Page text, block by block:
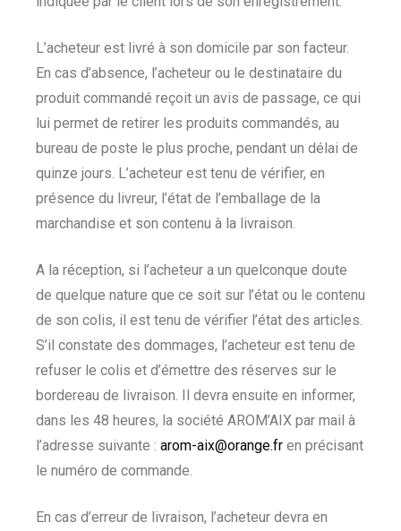
L’acheteur est livré à son domicile par son facteur.
En cas d’absence, l’acheteur ou le destinataire du
produit commandé reçoit un avis de passage, ce qui
lui permet de retirer les produits commandés, au
bureau de poste le plus proche, pendant un délai de
quinze jours. L’acheteur est tenu de vérifier, en
présence du livreur, l’état de l’emballage de la
marchandise et son contenu à la livraison.
A la réception, si l’acheteur a un quelconque doute
de quelque nature que ce soit sur l’état ou le contenu
de son colis, il est tenu de vérifier l’état des articles.
S’il constate des dommages, l’acheteur est tenu de
refuser le colis et d’émettre des réserves sur le
bordereau de livraison. Il devra ensuite en informer,
dans les 48 heures, la société AROM’AIX par mail à
l’adresse suivante : arom-aix@orange.fr en précisant
le numéro de commande.
En cas d’erreur de livraison, l’acheteur devra en